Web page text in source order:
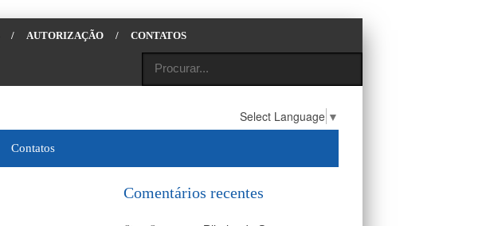
/ AUTORIZAÇÃO / CONTATOS
Select Language ▼
Contatos
Comentários recentes